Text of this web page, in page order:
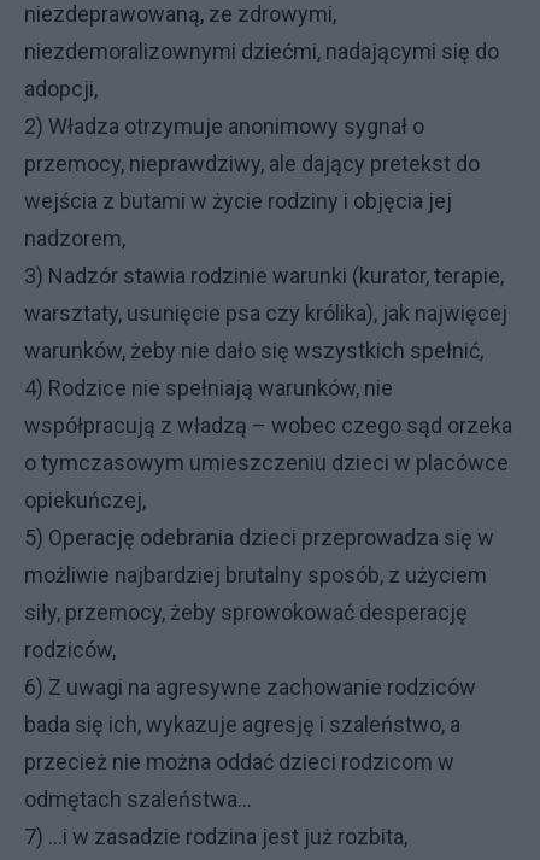
niezdeprawowaną, ze zdrowymi,
niezdemoralizownymi dziećmi, nadającymi się do
adopcji,
2) Władza otrzymuje anonimowy sygnał o
przemocy, nieprawdziwy, ale dający pretekst do
wejścia z butami w życie rodziny i objęcia jej
nadzorem,
3) Nadzór stawia rodzinie warunki (kurator, terapie,
warsztaty, usunięcie psa czy królika), jak najwięcej
warunków, żeby nie dało się wszystkich spełnić,
4) Rodzice nie spełniają warunków, nie
współpracują z władzą – wobec czego sąd orzeka
o tymczasowym umieszczeniu dzieci w placówce
opiekuńczej,
5) Operację odebrania dzieci przeprowadza się w
możliwie najbardziej brutalny sposób, z użyciem
siły, przemocy, żeby sprowokować desperację
rodziców,
6) Z uwagi na agresywne zachowanie rodziców
bada się ich, wykazuje agresję i szaleństwo, a
przecież nie można oddać dzieci rodzicom w
odmętach szaleństwa...
7) ...i w zasadzie rodzina jest już rozbita,